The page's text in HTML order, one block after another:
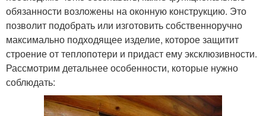
Пластиковые окна Требования к окнам
Аргументы за окно Окна в парилке
обязанности возложены на оконную конструкцию. Это
позволит подобрать или изготовить собственноручно
максимально подходящее изделие, которое защитит
строение от теплопотери и придаст ему эксклюзивности.
Рассмотрим детальнее особенности, которые нужно
соблюдать: